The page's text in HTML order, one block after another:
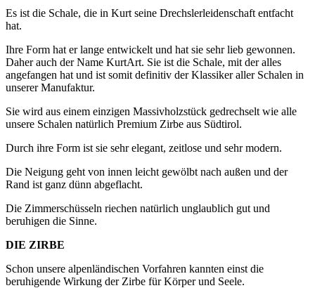
Es ist die Schale, die in Kurt seine Drechslerleidenschaft entfacht
hat.
Ihre Form hat er lange entwickelt und hat sie sehr lieb gewonnen.
Daher auch der Name KurtArt. Sie ist die Schale, mit der alles
angefangen hat und ist somit definitiv der Klassiker aller Schalen in
unserer Manufaktur.
Sie wird aus einem einzigen Massivholzstück gedrechselt wie alle
unsere Schalen natürlich Premium Zirbe aus Südtirol.
Durch ihre Form ist sie sehr elegant, zeitlose und sehr modern.
Die Neigung geht von innen leicht gewölbt nach außen und der
Rand ist ganz dünn abgeflacht.
Die Zimmerschüsseln riechen natürlich unglaublich gut und
beruhigen die Sinne.
DIE ZIRBE
Schon unsere alpenländischen Vorfahren kannten einst die
beruhigende Wirkung der Zirbe für Körper und Seele.